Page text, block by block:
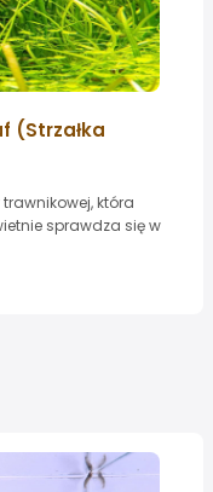
(Strzałka
która
sprawdza się w